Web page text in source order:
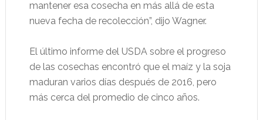
mantener esa cosecha en más allá de esta
nueva fecha de recolección”, dijo Wagner.
El último informe del USDA sobre el progreso
de las cosechas encontró que el maíz y la soja
maduran varios días después de 2016, pero
más cerca del promedio de cinco años.